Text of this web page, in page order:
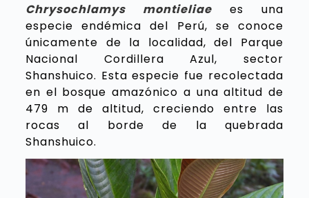
Chrysochlamys montieliaees una
especie endémica del Perú, se conoce
únicamente de la localidad, del Parque
Nacional Cordillera Azul, sector
Shanshuico. Esta especie fue recolectada
en el bosque amazónico a una altitud de
479 m de altitud, creciendo entre las
rocas al borde de la quebrada
Shanshuico.